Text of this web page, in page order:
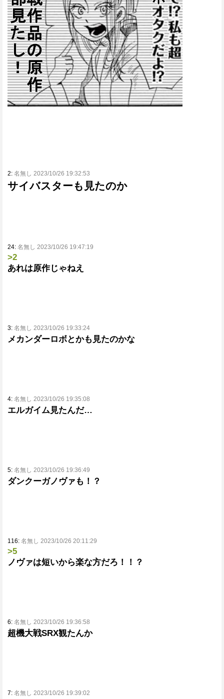
2: 名無し 2023/10/26 19:32:53
サイバスターも見たのか
24: 名無し 2023/10/26 19:47:19
>2
あれは原作じゃねえ
3: 名無し 2023/10/26 19:33:24
メカンダーロボとかも見たのかな
4: 名無し 2023/10/26 19:35:08
エルガイム見たんだ…
5: 名無し 2023/10/26 19:36:49
ダンクーガノヴァも！？
116: 名無し 2023/10/26 20:11:29
>5
ノヴァは短いから楽な方だろ！！？
6: 名無し 2023/10/26 19:36:58
超機大戦SRX観たんか
7: 名無し 2023/10/26 19:39:02